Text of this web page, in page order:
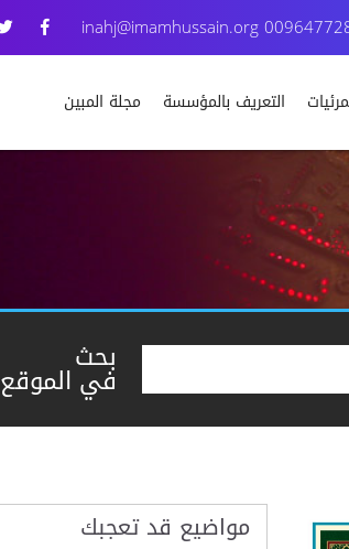
inahj@imamhussain.org
التعريف بالمؤسسة مجلة المبين
بحث
في الموقع
مواضيع قد تعجبك